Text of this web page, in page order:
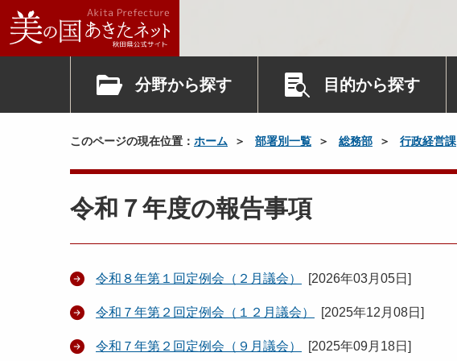
分野から探す 目的から探す
このページの現在位置： ホーム 部署別一覧 総務部 行政経営課
令和７年度の報告事項
令和８年第１回定例会（２月議会） [2026年03月05日 ]
令和７年第２回定例会（１２月議会） [2025年12月08日 ]
令和７年第２回定例会（９月議会） [2025年09月18日 ]